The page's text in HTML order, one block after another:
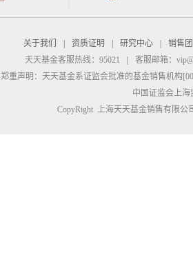
关于我们 资质证明 研究中心
销售
天天基金客服热线：95021
客服邮箱：
郑重声明： 天天基金系证监会批准的基金销售机构
中国证监会上
CopyRight 上海天天基金销售有限